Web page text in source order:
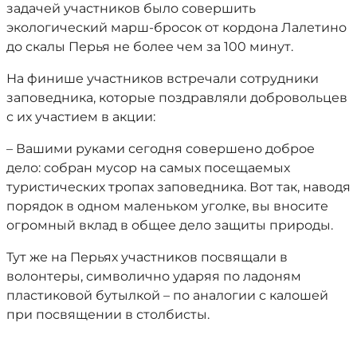
задачей участников было совершить
экологический марш-бросок от кордона Лалетино
до скалы Перья не более чем за 100 минут.
На финише участников встречали сотрудники
заповедника, которые поздравляли добровольцев
с их участием в акции:
– Вашими руками сегодня совершено доброе
дело: собран мусор на самых посещаемых
туристических тропах заповедника. Вот так, наводя
порядок в одном маленьком уголке, вы вносите
огромный вклад в общее дело защиты природы.
Тут же на Перьях участников посвящали в
волонтеры, символично ударяя по ладоням
пластиковой бутылкой – по аналогии с калошей
при посвящении в столбисты.